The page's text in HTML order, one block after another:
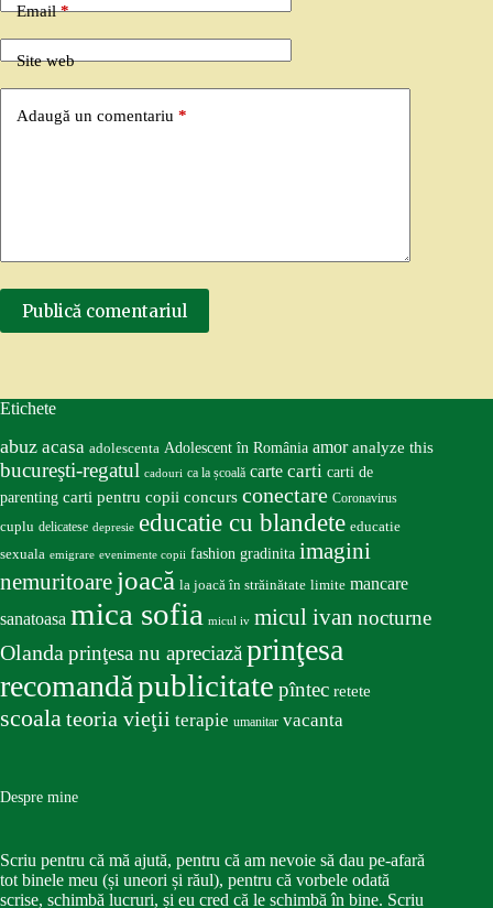
Email*
Site web
Adaugă un comentariu *
Publică comentariul
Etichete
abuz acasa adolescenta Adolescent în România amor analyze this
bucureşti-regatul cadouri ca la școală carte carti carti de
parenting carti pentru copii concurs conectare Coronavirus
cuplu delicatese depresie educatie cu blandete educatie
sexuala emigrare evenimente copii fashion gradinita imagini
nemuritoare joacă la joacă în străinătate limite mancare
sanatoasa mica sofia micul iv micul ivan nocturne
Olandaprinţesa nu apreciazăprinţesa
recomandăpublicitate pîntec retete
scoalateoria vieţii terapie umanitar vacanta
Despre mine
Scriu pentru că mă ajută, pentru că am nevoie să dau pe-afară
tot binele meu (și uneori și răul), pentru că vorbele odată
scrise, schimbă lucruri, și eu cred că le schimbă în bine. Scriu